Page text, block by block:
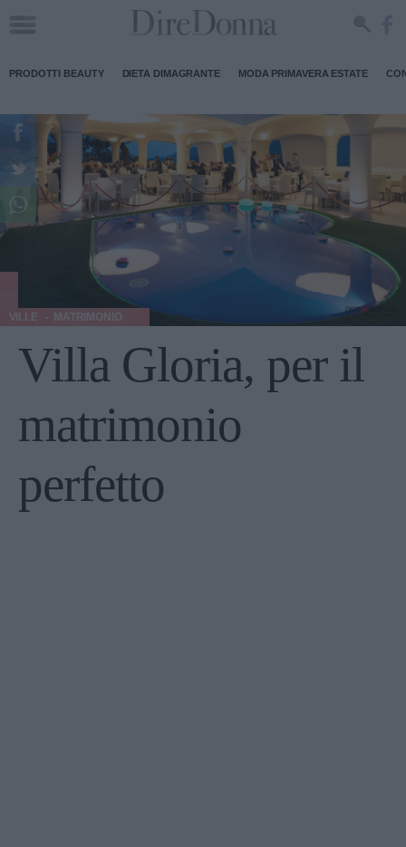
PRODOTTI BEAUTY DIETA DIMAGRANTE MODA PRIMAVERA ESTATE
VILLE MATRIMONIO
Villa Gloria, per il
matrimonio
perfetto